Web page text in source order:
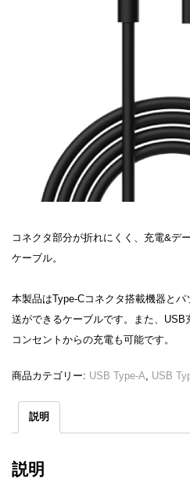
コネクタ部分が折れにくく、充電&デ
ケーブル。
本製品はType-Cコネクタ搭載機器と
送ができるケーブルです。また、
コンセントからの充電も可能です。
商品カテゴリー: USB Type-A USB
説明
説明